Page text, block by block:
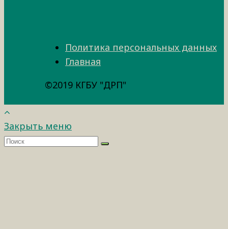
Политика персональных данных
Главная
©2019 КГБУ "ДРП"
Закрыть меню